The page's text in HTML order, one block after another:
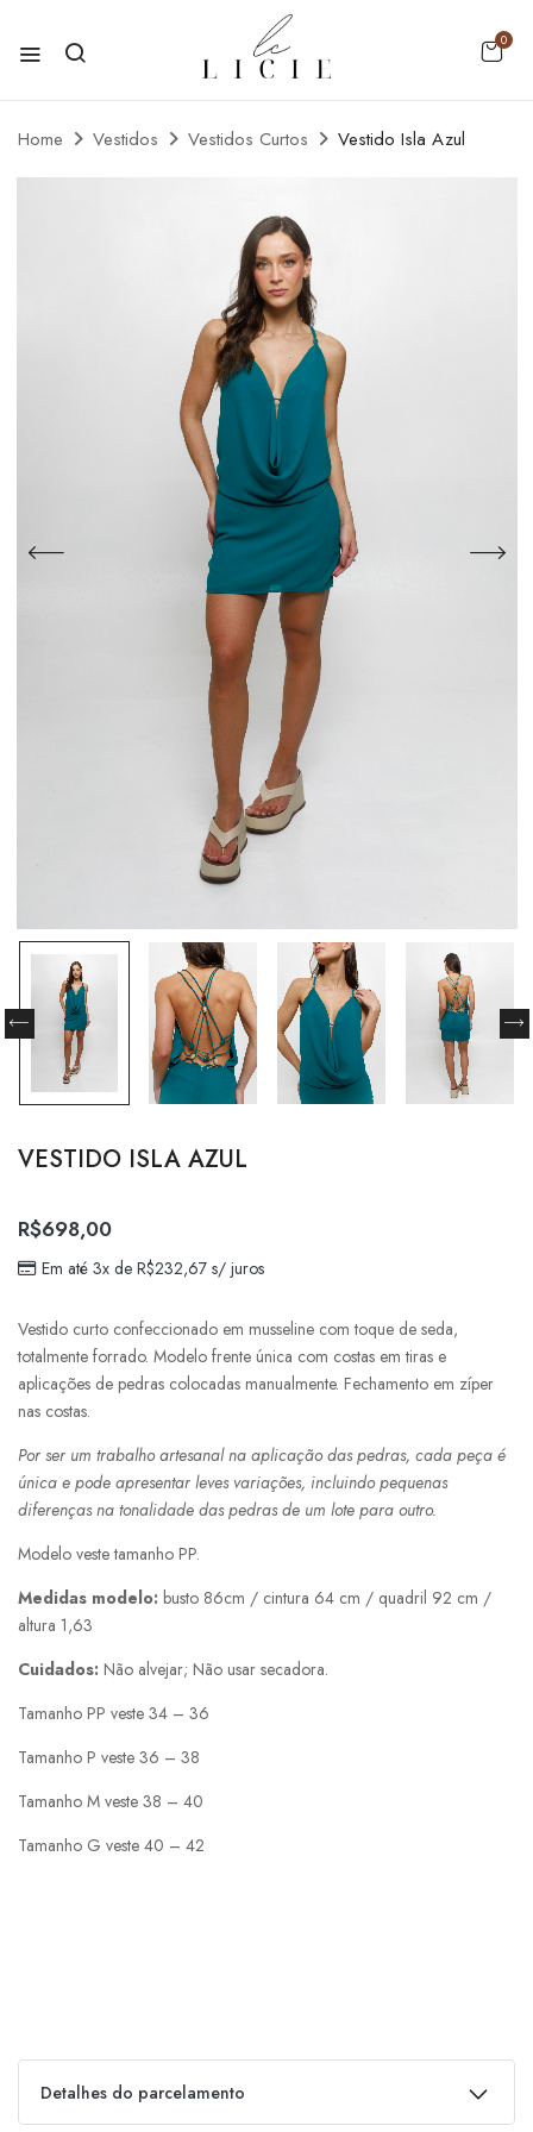
0
Home Vestidos Vestidos Curtos Vestido Isla Azul
VESTIDO ISLA AZUL
R$698,00
Em até 3x de R$232,67s/ juros
Vestido curto confeccionado em musseline com toque de seda,
totalmente forrado. Modelo frente única com costas em tiras e
aplicações de pedras colocadas manualmente. Fechamento em zíper
nas costas.
Por ser um trabalho artesanal na aplicação das pedras, cada peça é
única e pode apresentar leves variações, incluindo pequenas
diferenças na tonalidade das pedras de um lote para outro.
Modelo veste tamanho PP.
Medidas modelo: busto 86cm / cintura 64 cm / quadril 92 cm /
altura 1,63
Cuidados: Não alvejar; Não usar secadora.
Tamanho PP veste 34 – 36
Tamanho P veste 36 – 38
Tamanho M veste 38 – 40
Tamanho G veste 40 – 42
Detalhes do parcelamento